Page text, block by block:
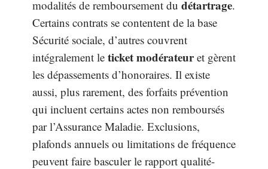
modalités de remboursement du détartrage.
Certains contrats se contentent de la base
Sécurité sociale, d’autres couvrent
intégralement le ticket modérateuret gèrent
les dépassements d’honoraires. Il existe
aussi, plus rarement, des forfaits prévention
qui incluent certains actes non remboursés
par l’Assurance Maladie. Exclusions,
plafonds annuels ou limitations de fréquence
peuvent faire basculer le rapport qualité-